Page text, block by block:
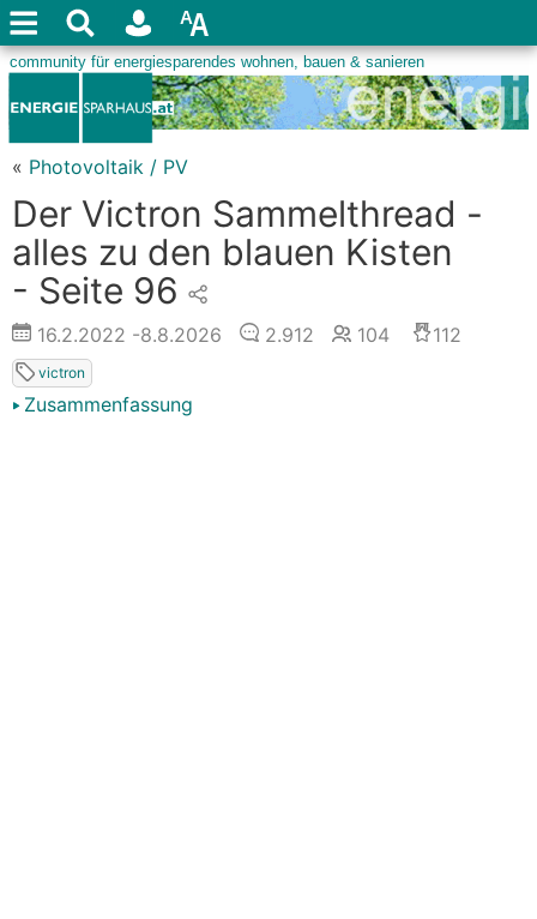
« Photovoltaik / PV
Der Victron Sammelthread -
alles zu den blauen Kisten
- Seite 96
16.2.2022 -8.8.2026 2.912 104 112
victron
Zusammenfassung